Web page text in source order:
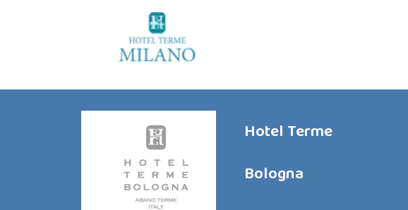
Hotel Terme
Bologna